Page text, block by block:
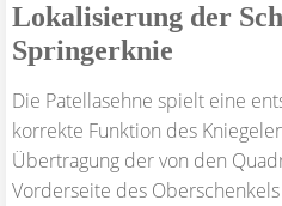
Lokalisierung der
Springerknie
Die Patellasehne spielt eine
korrekte Funktion des
Übertragung der von den
Vorderseite des